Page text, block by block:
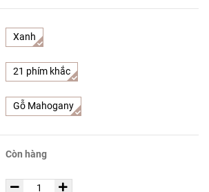
Xanh
21 phím khắc
Gỗ Mahogany
Còn hàng